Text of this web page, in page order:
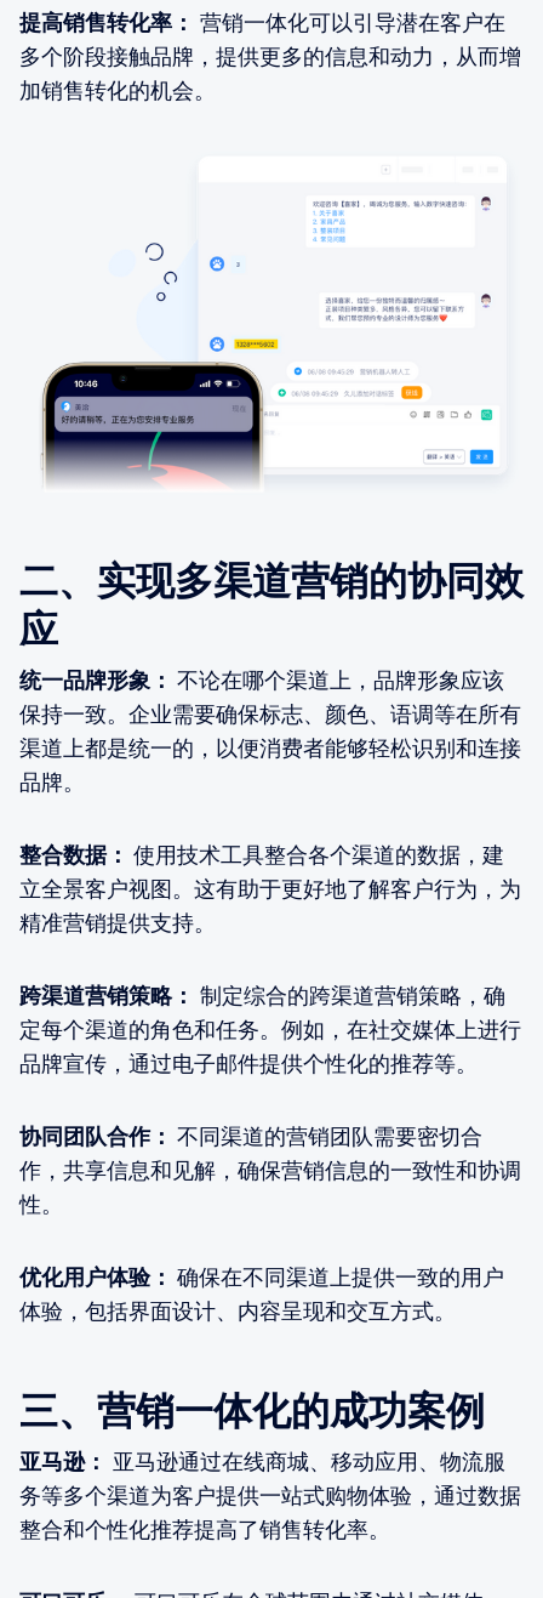
提高销售转化率： 营销一体化可以引导潜在客户在
多个阶段接触品牌，提供更多的信息和动力，从而增
加销售转化的机会。
二、实现多渠道营销的协同效
应
统一品牌形象： 不论在哪个渠道上，品牌形象应该
保持一致。企业需要确保标志、颜色、语调等在所有
渠道上都是统一的，以便消费者能够轻松识别和连接
品牌。
整合数据： 使用技术工具整合各个渠道的数据，建
立全景客户视图。这有助于更好地了解客户行为，为
精准营销提供支持。
跨渠道营销策略： 制定综合的跨渠道营销策略，确
定每个渠道的角色和任务。例如，在社交媒体上进行
品牌宣传，通过电子邮件提供个性化的推荐等。
协同团队合作： 不同渠道的营销团队需要密切合
作，共享信息和见解，确保营销信息的一致性和协调
性。
优化用户体验： 确保在不同渠道上提供一致的用户
体验，包括界面设计、内容呈现和交互方式。
三、营销一体化的成功案例
亚马逊：
亚马逊通过在线商城、移动应用、物流服
务等多个渠道为客户提供一站式购物体验，通过数据
整合和个性化推荐提高了销售转化率。